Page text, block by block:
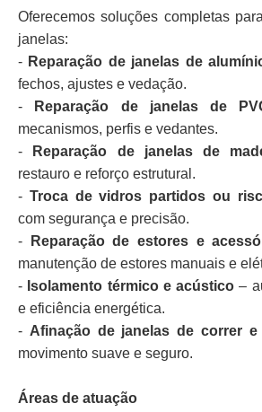
Oferecemos soluções completas
janelas:
- Reparação de janelas de
fechos, ajustes e vedação.
-
Reparação de janelas de
mecanismos, perfis e vedantes.
-
Reparação de janelas de
restauro e reforço estrutural.
- Troca de vidros partidos ou
com segurança e precisão.
-
Reparação de estores e
manutenção de estores manuais e
- Isolamento térmico e acústico –
e eficiência energética.
- Afinação de janelas de correr e
movimento suave e seguro.
Áreas de atuação